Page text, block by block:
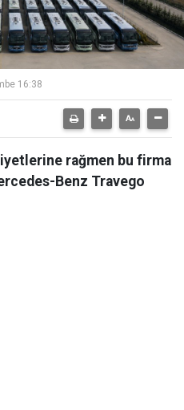
16:38
rağmen bu firma
Benz Travego